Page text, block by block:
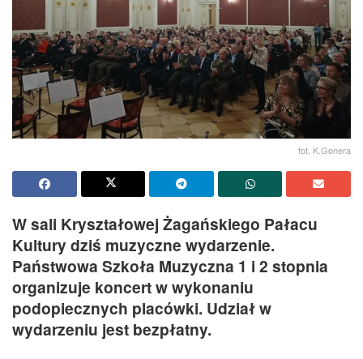
fot. K.Gonera
W sali Kryształowej Żagańskiego Pałacu
Kultury dziś muzyczne wydarzenie.
Państwowa Szkoła Muzyczna 1 i 2 stopnia
organizuje koncert w wykonaniu
podopiecznych placówki. Udział w
wydarzeniu jest bezpłatny.